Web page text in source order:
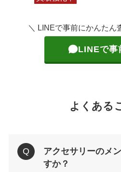
＼ LINEで事前にかんたん
LINEで事
よくある
アクセサリーのメ
すか？